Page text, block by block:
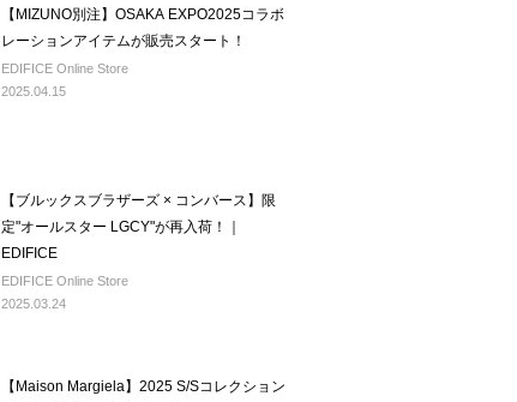
【MIZUNO別注】OSAKA EXPO2025コラボ
レーションアイテムが販売スタート！
EDIFICE Online Store
2025.04.15
【ブルックスブラザーズ × コンバース】限
定"オールスター LGCY"が再入荷！｜
EDIFICE
EDIFICE Online Store
2025.03.24
【Maison Margiela】2025 S/Sコレクション